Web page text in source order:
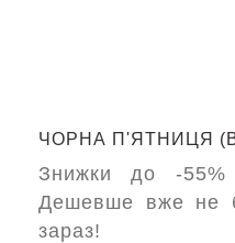
ЧОРНА П'ЯТНИЦЯ
Знижки до -
Дешевше вже не
зараз!